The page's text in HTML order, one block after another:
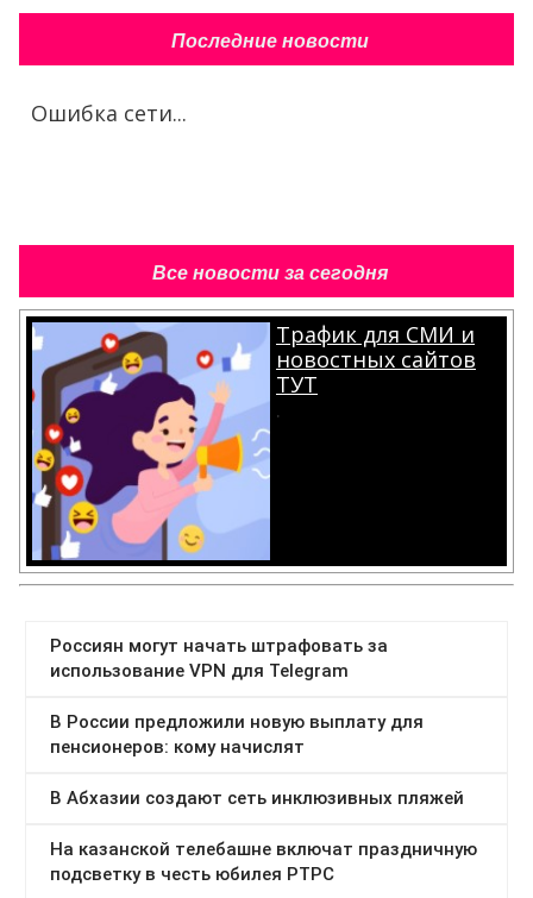
Последние новости
Ошибка сети...
Все новости за сегодня
Трафик для СМИ и
новостных сайтов
ТУТ
.